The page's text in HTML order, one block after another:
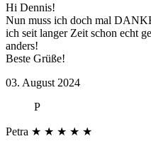
Hi Dennis!
Nun muss ich doch mal
ich seit langer Zeit schon echt
anders!
Beste Grüße!
03. August 2024
P
Petra ★ ★ ★ ★ ★